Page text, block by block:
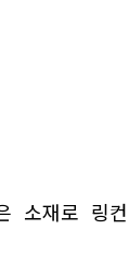
소재로 링컨